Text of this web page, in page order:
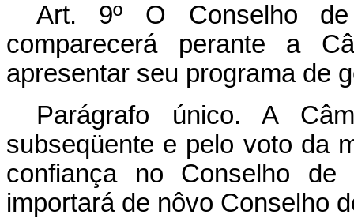
Art. 9º O Conselho de
comparecerá perante a
apresentar seu programa de
Parágrafo único. A
subseqüente e pelo voto da
confiança no Conselho
importará de nôvo Conselho